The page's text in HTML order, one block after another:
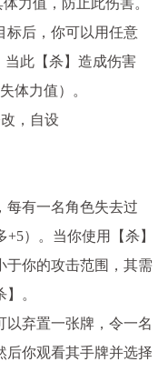
标后，你可以用任意
当此【杀】造成伤害
体力值）。
，自设
每有一名角色失去过
）。当你使用【杀】
于你的攻击范围，其需
。
以弃置一张牌，令一名
后你观看其手牌并选择